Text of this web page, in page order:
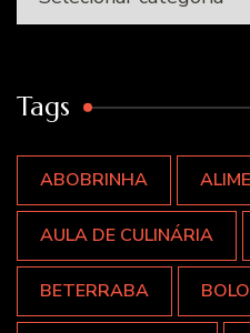
Tags
ABOBRINHA
AULA DE CULINÁRIA
BETERRABA BOLO